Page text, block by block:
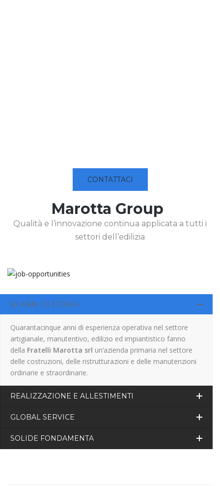
CONTATTACI
Marotta Group
Qualità e l’innovazione continua applicata a tutti i
settori dell’edilizia
50 ANNI DI STORIA
Quarantacinque anni di esperienza operativa nel settore
artigianale, manutentivo, edilizio ed impiantistico fanno
della Fratelli Marotta srl un’azienda primaria nel settore
delle costruzioni, delle ristrutturazioni e delle manutenzioni
ordinarie e straordinarie.
REALIZZAZIONE E ALLESTIMENTI
GLOBAL SERVICE
SOLIDE FONDAMENTA